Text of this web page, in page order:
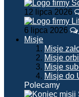
12 lipca 2026
6 lipca 2026
Misje
Misje
Misje
Misje
Misje do
Polecamy